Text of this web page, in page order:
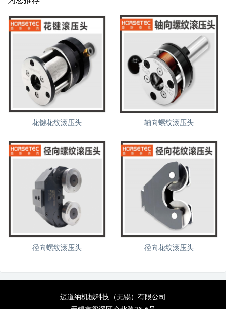
花键花纹滚压头 轴向螺纹滚压头
径向螺纹滚压头 径向花纹滚压头
迈道纳机械科技（无锡）有限公司